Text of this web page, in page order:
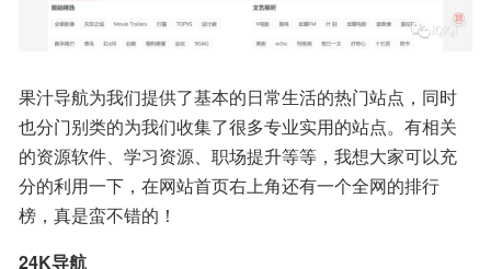
果汁导航为我们提供了基本的日常生活的热门站点，同时
也分门别类的为我们收集了很多专业实用的站点。有相关
的资源软件、学习资源、职场提升等等，我想大家可以充
分的利用一下，在网站首页右上角还有一个全网的排行
榜，真是蛮不错的！
24K导航